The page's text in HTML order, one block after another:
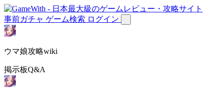
事前ガチャ ゲーム検索 ログイン
ウマ娘攻略wiki
掲示板Q&A